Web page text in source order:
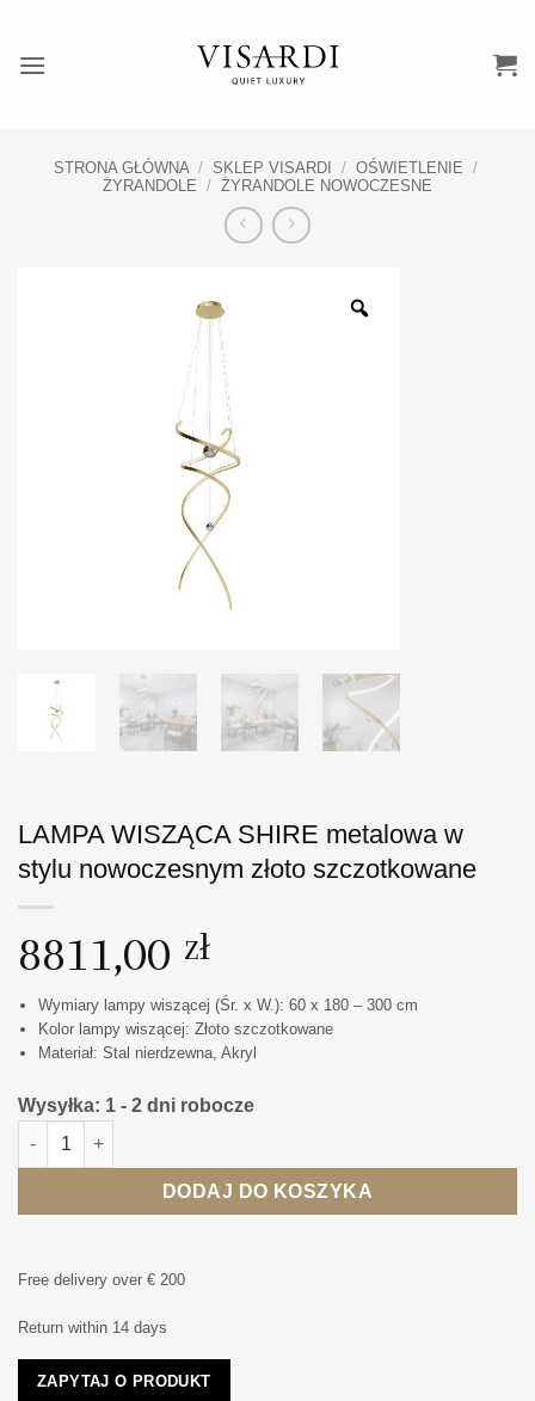
zawartości
STRONA GŁÓWNA / SKLEP VISARDI / OŚWIETLENIE /
ŻYRANDOLE / ŻYRANDOLE NOWOCZESNE
LAMPA WISZĄCA SHIRE metalowa w
stylu nowoczesnym złoto szczotkowane
8811,00 zł
Wymiary lampy wiszącej (Śr. x W.): 60 x 180 – 300 cm
Kolor lampy wiszącej: Złoto szczotkowane
Materiał: Stal nierdzewna, Akryl
Wysyłka: 1 - 2 dni robocze
ilość LAMPA WISZĄCA SHIRE metalowa w stylu nowoczesnym
DODAJ DO KOSZYKA
Free delivery over € 200
Return within 14 days
ZAPYTAJ O PRODUKT